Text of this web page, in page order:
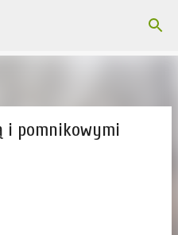
zawartości
i pomnikowymi